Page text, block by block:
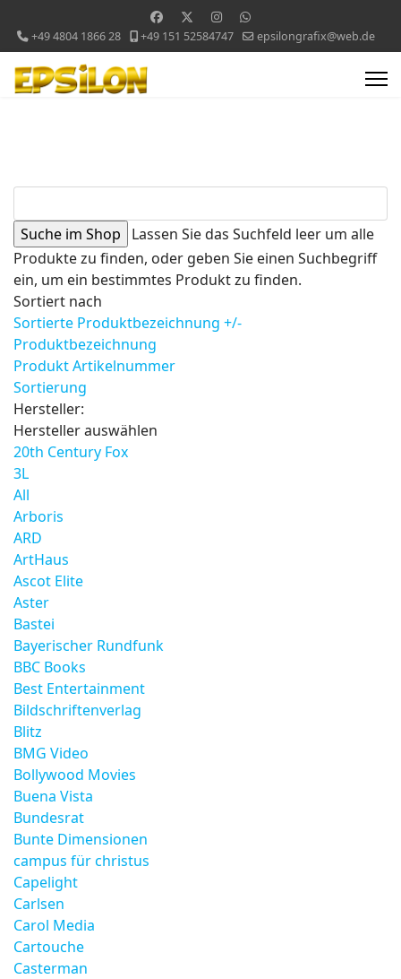
+49 4804 1866 28 +49 151 52584747 epsilongrafix@web.de
Lassen Sie das Suchfeld leer um alle
Produkte zu finden, oder geben Sie einen Suchbegriff
ein, um ein bestimmtes Produkt zu finden.
Sortiert nach
Sortierte Produktbezeichnung +/-
Produktbezeichnung
Produkt Artikelnummer
Sortierung
Hersteller:
Hersteller auswählen
20th Century Fox
3L
All
Arboris
ARD
ArtHaus
Ascot Elite
Aster
Bastei
Bayerischer Rundfunk
BBC Books
Best Entertainment
Bildschriftenverlag
Blitz
BMG Video
Bollywood Movies
Buena Vista
Bundesrat
Bunte Dimensionen
campus für christus
Capelight
Carlsen
Carol Media
Cartouche
Casterman